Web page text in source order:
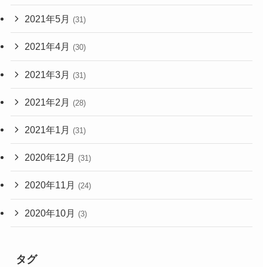
2021年5月 (31)
2021年4月 (30)
2021年3月 (31)
2021年2月 (28)
2021年1月 (31)
2020年12月 (31)
2020年11月 (24)
2020年10月 (3)
タグ